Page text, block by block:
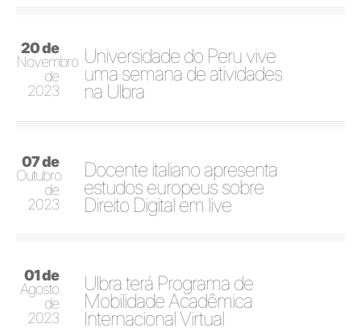
20 de
Novembro
de
2023
Universidade do Peru vive
uma semana de atividades
na Ulbra
07 de
Outubro
de
2023
Docente italiano apresenta
estudos europeus sobre
Direito Digital em live
01 de
Agosto
de
2023
Ulbra terá Programa de
Mobilidade Acadêmica
Internacional Virtual